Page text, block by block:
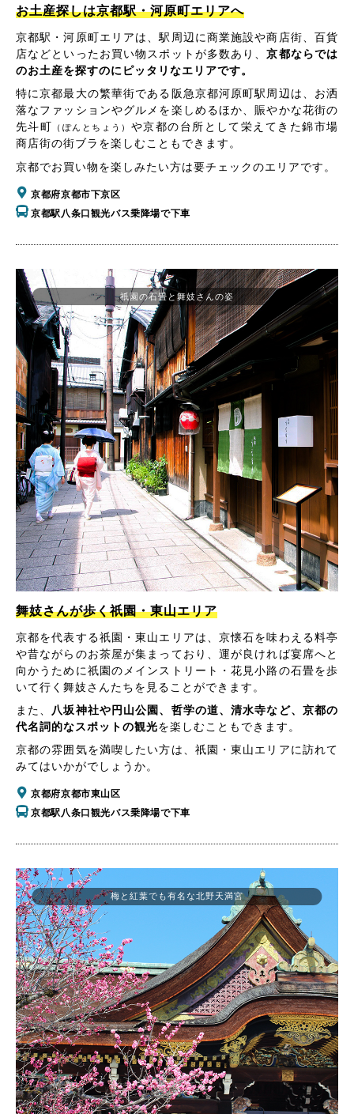
お土産探しは京都駅・河原町エリアへ
京都駅・河原町エリアは、駅周辺に商業施設や商店街、百貨
店などといったお買い物スポットが多数あり、京都ならでは
のお土産を探すのにピッタリなエリアです。
特に京都最大の繁華街である阪急京都河原町駅周辺は、お洒
落なファッションやグルメを楽しめるほか、賑やかな花街の
先斗町
（ぽんとちょう） や京都の台所として栄えてきた錦市場
商店街の街ブラを楽しむこともできます。
京都でお買い物を楽しみたい方は要チェックのエリアです。
京都府京都市下京区
京都駅八条口観光バス乗降場で下車
舞妓さんが歩く祇園・東山エリア
京都を代表する祇園・東山エリアは、京懐石を味わえる料亭
や昔ながらのお茶屋が集まっており、運が良ければ宴席へと
向かうために祇園のメインストリート・花見小路の石畳を歩
いて行く舞妓さんたちを見ることができます。
また、
八坂神社や円山公園、哲学の道、清水寺など、京都の
代名詞的なスポットの観光を楽しむこともできます。
京都の雰囲気を満喫したい方は、祇園・東山エリアに訪れて
みてはいかがでしょうか。
京都府京都市東山区
京都駅八条口観光バス乗降場で下車
祇園の石畳と舞妓さんの姿
梅と紅葉でも有名な北野天満宮